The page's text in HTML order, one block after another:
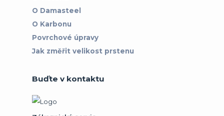
O Damasteel
O Karbonu
Povrchové úpravy
Jak změřit velikost prstenu
Buďte v kontaktu